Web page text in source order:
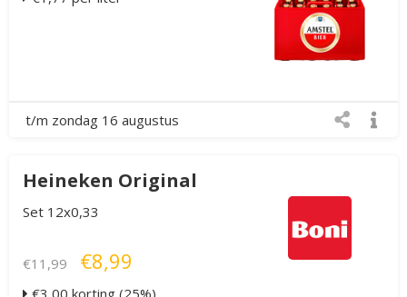
t/m zondag 16 augustus
Heineken Original
Set 12x0,33
€11,99 €8,99
€3,00 korting (25%)